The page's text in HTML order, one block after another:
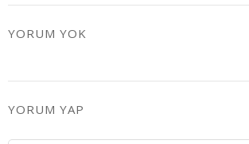
YORUM YOK
YORUM YAP